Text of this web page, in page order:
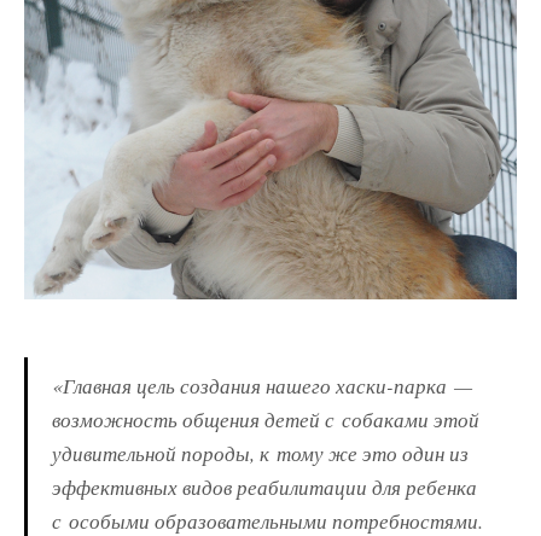
«Главная цель создания нашего хаски-парка —
возможность общения детей с собаками этой
удивительной породы, к тому же это один из
эффективных видов реабилитации для ребенка
с особыми образовательными потребностями.